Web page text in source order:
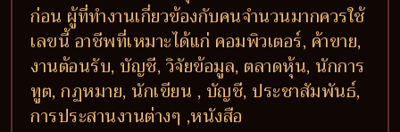
ก่อน ผู้ที่ทำงานเกี่ยวข้องกับคนจำนวนมากควรใช้
เลขนี้ อาชีพที่เหมาะได้แก่ คอมพิวเตอร์, ค้าขาย,
งานต้อนรับ, บัญชี, วิจัยข้อมูล, ตลาดหุ้น, นักการ
ทูต, กฏหมาย, นักเขียน , บัญชี, ประชาสัมพันธ์,
การประสานงานต่างๆ ,หนังสือ